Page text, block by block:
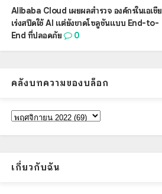
Alibaba Cloud เผยผลสำรวจ องค์กรในเอเชีย
เร่งสปีดใช้ AI แต่ยังขาดโซลูชันแบบ End-to-
End ที่ปลอดภัย
0
คลังบทความของบล็อก
เกี่ยวกับฉัน